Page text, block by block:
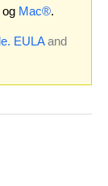
og Mac®.
EULAand